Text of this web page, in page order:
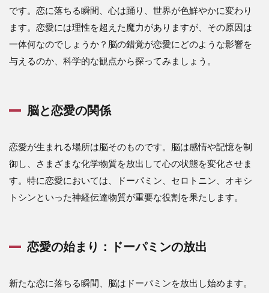
です。恋に落ちる瞬間、心は踊り、世界が色鮮やかに変わり
ます。恋愛には理性を超えた魔力がありますが、その原因は
一体何なのでしょうか？脳の錯覚が恋愛にどのような影響を
与えるのか、科学的な観点から探ってみましょう。
脳と恋愛の関係
恋愛が生まれる場所は脳そのものです。脳は感情や記憶を制
御し、さまざまな化学物質を放出して心の状態を変化させま
す。特に恋愛においては、ドーパミン、セロトニン、オキシ
トシンといった神経伝達物質が重要な役割を果たします。
恋愛の始まり：ドーパミンの放出
新たな恋に落ちる瞬間、脳はドーパミンを放出し始めます。